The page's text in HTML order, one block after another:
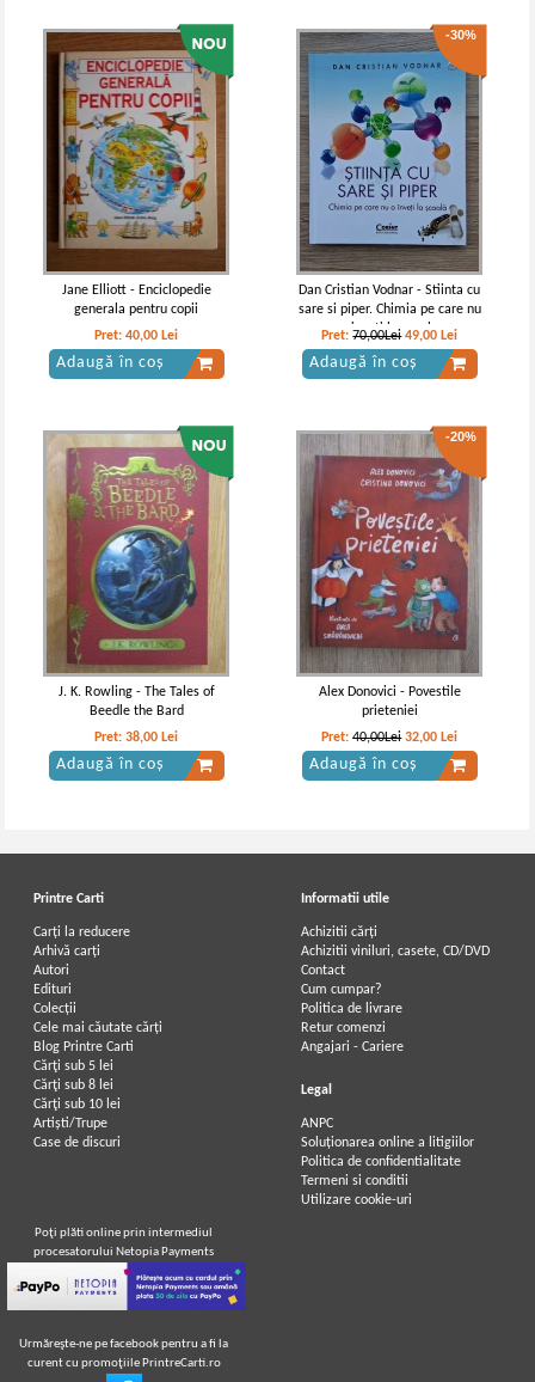
Jane Elliott - Enciclopedie
generala pentru copii
Pret:40,00 Lei
Adaugă în coș
-30%
Dan Cristian Vodnar - Stiinta cu
sare si piper. Chimia pe care nu
o inveti la scoala
Pret:70,00Lei 49,00 Lei
Adaugă în coș
J. K. Rowling - The Tales of
Beedle the Bard
Pret:38,00 Lei
Adaugă în coș
-20%
Alex Donovici - Povestile
prieteniei
Pret:40,00Lei 32,00 Lei
Adaugă în coș
Printre Carti
Carți la reducere
Arhivă carți
Autori
Edituri
Colecții
Cele mai căutate cărți
Blog Printre Carti
Cărţi sub 5 lei
Cărţi sub 8 lei
Cărţi sub 10 lei
Artiști/Trupe
Case de discuri
Informatii utile
Achizitii cărți
Achizitii viniluri, casete, CD/DVD
Contact
Cum cumpar?
Politica de livrare
Retur comenzi
Angajari - Cariere
Legal
ANPC
Soluționarea online a litigiilor
Politica de confidentialitate
Termeni si conditii
Utilizare cookie-uri
Poţi plăti online prin intermediul
procesatorului Netopia Payments
Urmăreşte-ne pe facebook pentru a fi la
curent cu promoţiile PrintreCarti.ro